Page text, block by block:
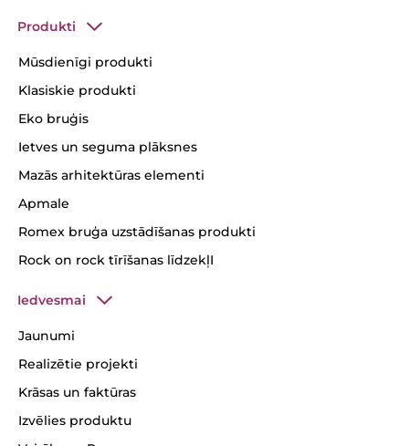
Produkti
Mūsdienīgi produkti
Klasiskie produkti
Eko bruģis
Ietves un seguma plāksnes
Mazās arhitektūras elementi
Apmale
Romex bruģa uzstādīšanas produkti
Rock on rock tīrīšanas līdzekļI
Iedvesmai
Jaunumi
Realizētie projekti
Krāsas un faktūras
Izvēlies produktu